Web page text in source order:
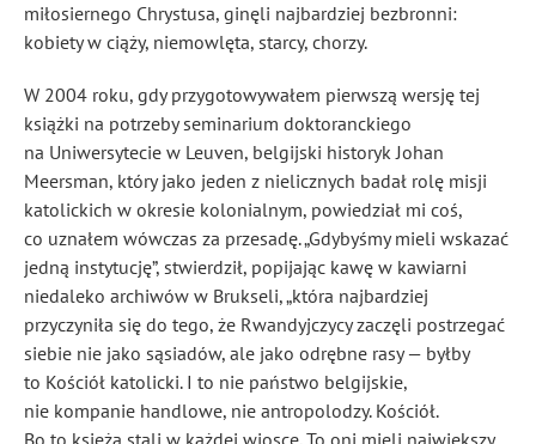
miłosiernego Chrystusa, ginęli najbardziej bezbronni:
kobiety w ciąży, niemowlęta, starcy, chorzy.
W 2004 roku, gdy przygotowywałem pierwszą wersję tej
książki na potrzeby seminarium doktoranckiego
na Uniwersytecie w Leuven, belgijski historyk Johan
Meersman, który jako jeden z nielicznych badał rolę misji
katolickich w okresie kolonialnym, powiedział mi coś,
co uznałem wówczas za przesadę. „Gdybyśmy mieli wskazać
jedną instytucję”, stwierdził, popijając kawę w kawiarni
niedaleko archiwów w Brukseli, „która najbardziej
przyczyniła się do tego, że Rwandyjczycy zaczęli postrzegać
siebie nie jako sąsiadów, ale jako odrębne rasy — byłby
to Kościół katolicki. I to nie państwo belgijskie,
nie kompanie handlowe, nie antropolodzy. Kościół.